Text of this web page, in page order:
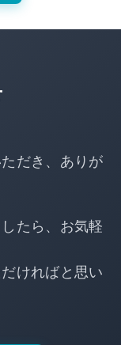
だき、ありが
たら、お気軽
ければと思い